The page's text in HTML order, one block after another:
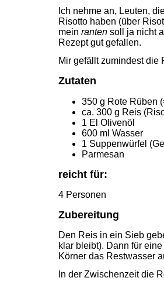
Ich nehme an, Leuten,
Risotto haben (über
mein ranten soll ja nicht
Rezept gut gefallen.
Mir gefällt zumindest die
Zutaten
350 g Rote Rüben
ca. 300 g Reis
1 El Olivenöl
600 ml Wasser
1 Suppenwürfel
Parmesan
reicht für:
4 Personen
Zubereitung
Den Reis in ein Sieb
klar bleibt). Dann für
Körner das Restwasser
In der Zwischenzeit die